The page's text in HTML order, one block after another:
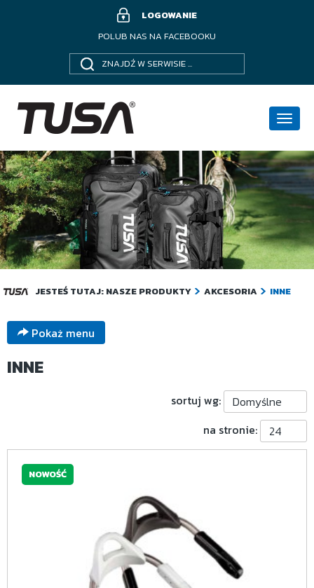
LOGOWANIE
POLUB NAS NA FACEBOOKU
menu
JESTEŚ TUTAJ: NASZE PRODUKTY AKCESORIA INNE
Pokaż menu
INNE
sortuj wg:
Domyślne
na stronie:
24